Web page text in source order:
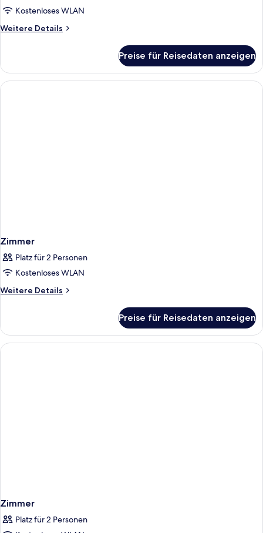
Kostenloses WLAN
Weitere Details
Weitere
Suite
Preise für Reisedaten anzeigen
Zimmer
Platz für 2 Personen
Kostenloses WLAN
Weitere Details
Weitere
Preise für Reisedaten anzeigen
Zimmer
Platz für 2 Personen